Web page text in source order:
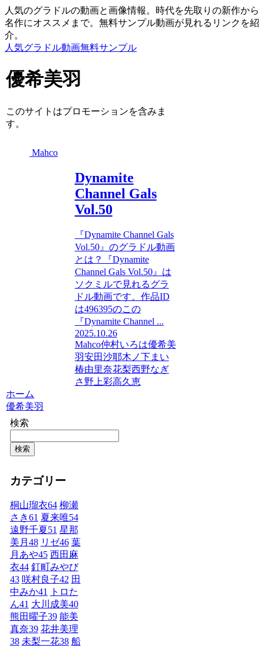
人気のグラドルの動画と画像情報。時代を先取りの新作から
名作にオススメまで。無料サンプル動画が見れるリンクを紹
介。
人気グラドル動画無料サンプル
優希美羽
このサイトはプロモーションを含みま
す。
Mahco
Dynamite
Channel Gals
Vol.50
『Dynamite Channel Gals
Vol.50』のグラドル動画
とは？『Dynamite
Channel Gals Vol.50』は
ソクミルで見れるグラ
ドル動画です。作品ID
は496395のこの
『Dynamite Channel ...
2025.10.26
Mahco仲村いろは優希美
羽安田沙耶木ノ下まい
椿由里奈花梨西野なぎ
さ野上彩高久恵
ホーム
優希美羽
検索
検索
カテゴリー
桐山瑠衣64 柳瀬
さき61 夏来唯54
遠野千夏 51 星那
美月 48 リゼ46 葉
月あや45 西田麻
衣44 釘町みやび
43 咲村良子42 田
中みか41
トロた
ん41 大川成美40
熊田曜子39 能美
真奈39 花井美理
38 未梨一花38 船